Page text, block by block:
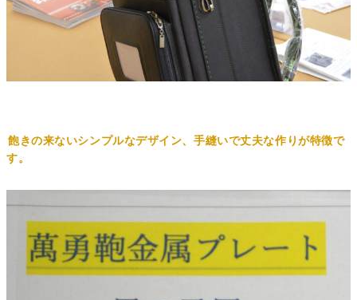
飽きの来ないシンプルなデザイン、手縫いで丈夫な作りが特徴で
す。